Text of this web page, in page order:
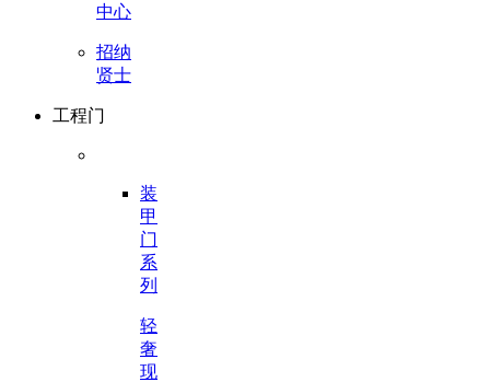
中心
招纳
贤士
工程门
装
甲
门
系
列
轻
奢
现